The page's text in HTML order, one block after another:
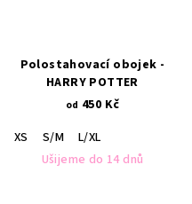
Polostahovací obojek -
HARRY POTTER
od 450 Kč
XS
S/M
L/XL
Ušijeme do 14 dnů